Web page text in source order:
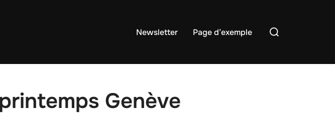
Newsletter Page d’exemple
Rechercher :
Genève